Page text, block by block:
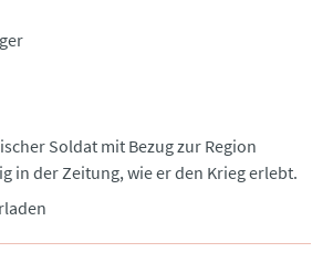
Soldat mit Bezug zur Region
in der Zeitung, wie er den Krieg erlebt.